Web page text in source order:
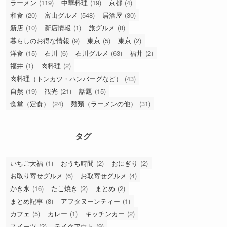
ラーメン (119) 中華料理 (19) 京都 (4)
和食 (20) 富山グルメ (548) 居酒屋 (30)
新店 (10) 新店情報 (1) 旅グルメ (8)
暮らしのお得な情報 (9) 東京 (5) 東京 (2)
洋食 (15) 石川 (6) 石川グルメ (63) 福井 (2)
福井 (1) 肉料理 (2)
肉料理（トンカツ・ハンバーグなど）
(43)
自然 (19) 観光 (21) 話題 (15)
食堂（定食）
(24) 麺類（ラーメンの他） (31)
タグ
いちご大福 (1) おうち時間 (2) おにぎり (2)
お取り寄せグルメ (6) お取寄せグルメ (4)
かき氷 (16) たこ焼き (2) まとめ (2)
まとめ記事 (8) アフタヌーンティー (1)
カフェ (5) カレー (1) キッチンカー (2)